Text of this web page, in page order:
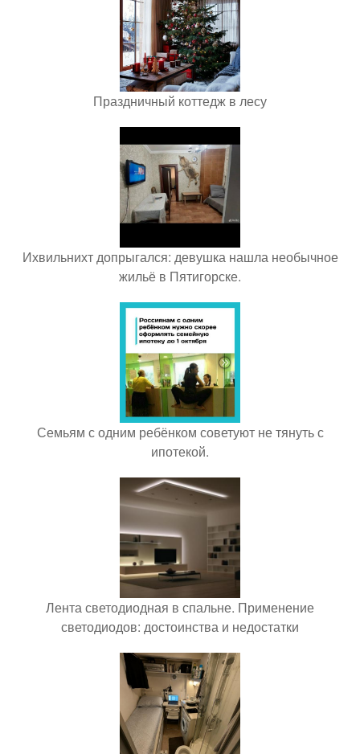
Праздничный коттедж в лесу
Ихвильнихт допрыгался: девушка нашла необычное
жильё в Пятигорске.
Семьям с одним ребёнком советуют не тянуть с
ипотекой.
Лента светодиодная в спальне. Применение
светодиодов: достоинства и недостатки